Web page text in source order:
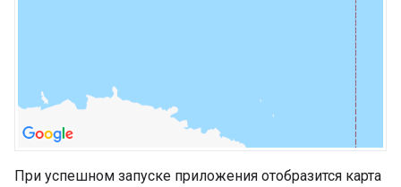
При успешном запуске приложения отобразится карта